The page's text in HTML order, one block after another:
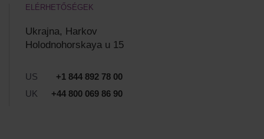
ELÉRHETŐSÉGEK
Ukrajna, Harkov
Holodnohorskaya u 15
US
+1 844 892 78 00
UK
+44 800 069 86 90